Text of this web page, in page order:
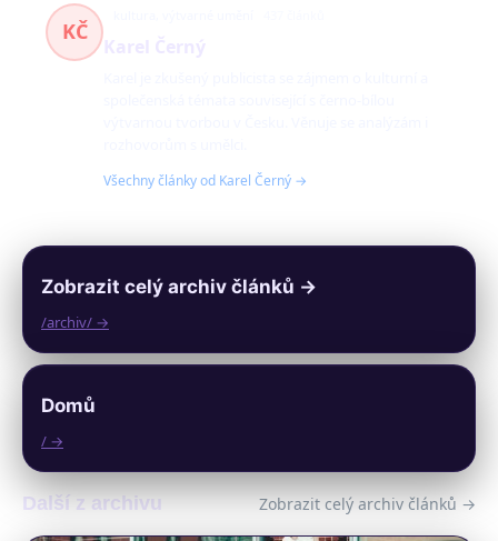
KČ
Všechny články od Karel Černý →
Zobrazit celý archiv článků →
/archiv/ →
Domů
/ →
Další z archivu Zobrazit celý archiv článků →